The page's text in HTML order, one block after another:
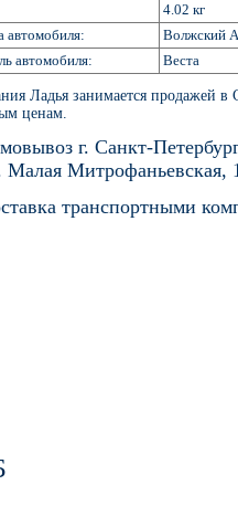
4.02 кг
автомобиля:
Волжский
автомобиля:
Веста
Ладья занимается продажей в
ценам.
г. Санкт-
Малая Митрофаньевская,
транспортными